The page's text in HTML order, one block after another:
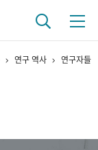
연구 역사 연구자들